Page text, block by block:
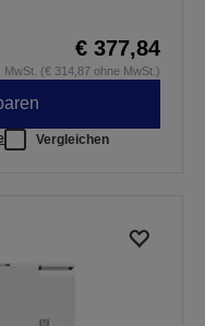
€ 377,84
MwSt. (€ 314,87 ohne MwSt.)
Vergleichen